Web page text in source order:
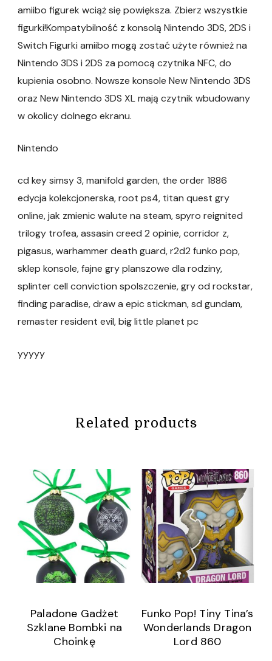
amiibo figurek wciąż się powiększa. Zbierz wszystkie
figurki!Kompatybilność z konsolą Nintendo 3DS, 2DS i
Switch Figurki amiibo mogą zostać użyte również na
Nintendo 3DS i 2DS za pomocą czytnika NFC, do
kupienia osobno. Nowsze konsole New Nintendo 3DS
oraz New Nintendo 3DS XL mają czytnik wbudowany
w okolicy dolnego ekranu.
Nintendo
cd key simsy 3, manifold garden, the order 1886
edycja kolekcjonerska, root ps4, titan quest gry
online, jak zmienic walute na steam, spyro reignited
trilogy trofea, assasin creed 2 opinie, corridor z,
pigasus, warhammer death guard, r2d2 funko pop,
sklep konsole, fajne gry planszowe dla rodziny,
splinter cell conviction spolszczenie, gry od rockstar,
finding paradise, draw a epic stickman, sd gundam,
remaster resident evil, big little planet pc
yyyyy
Related products
Paladone Gadżet
Szklane Bombki na
Choinkę
Funko Pop! Tiny Tina’s
Wonderlands Dragon
Lord 860